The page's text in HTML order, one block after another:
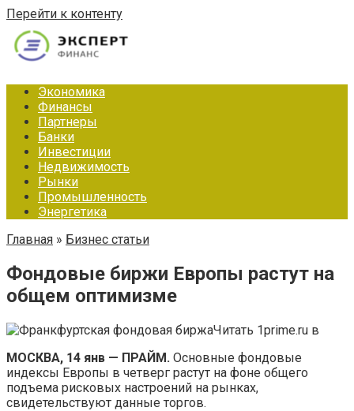
Перейти к контенту
Экономика
Финансы
Партнеры
Банки
Инвестиции
Недвижимость
Рынки
Промышленность
Энергетика
Главная » Бизнес статьи
Фондовые биржи Европы растут на
общем оптимизме
Читать 1prime.ru в
МОСКВА, 14 янв — ПРАЙМ. Основные фондовые
индексы Европы в четверг растут на фоне общего
подъема рисковых настроений на рынках,
свидетельствуют данные торгов.